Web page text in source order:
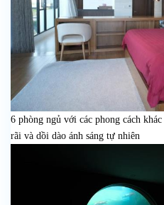
6 phòng ngủ với các phong cách
rãi và dồi dào ánh sáng tự nhiên